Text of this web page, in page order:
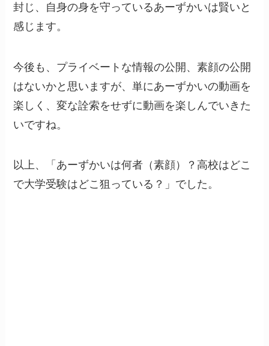
封じ、自身の身を守っているあーずかいは賢いと
感じます。
今後も、プライベートな情報の公開、素顔の公開
はないかと思いますが、単にあーずかいの動画を
楽しく、変な詮索をせずに動画を楽しんでいきた
いですね。
以上、「あーずかいは何者（素顔）？高校はどこ
で大学受験はどこ狙っている？」でした。